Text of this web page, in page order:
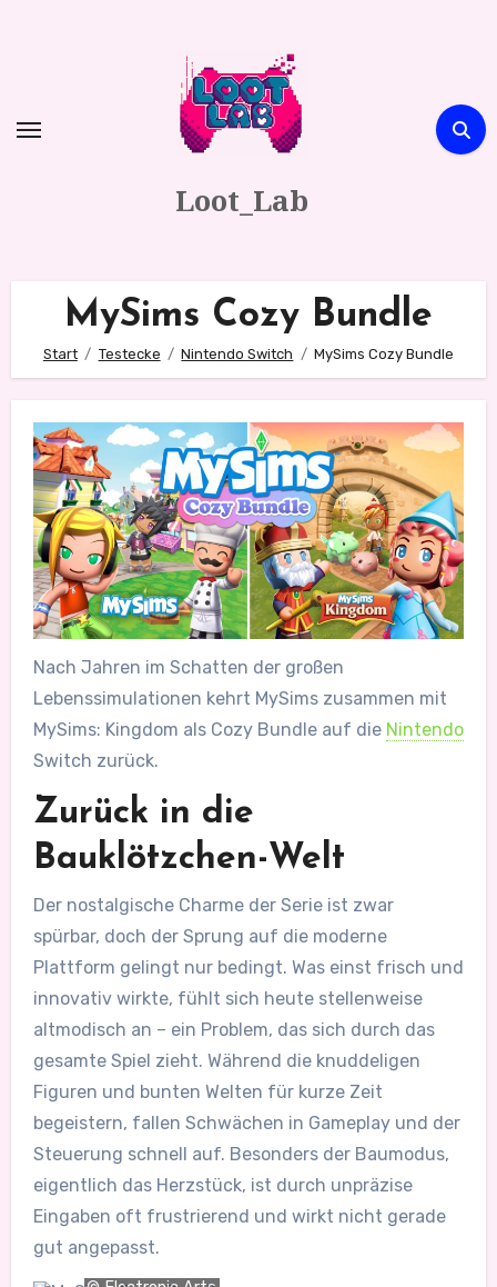
Loot_Lab
MySims Cozy Bundle
Start Testecke Nintendo Switch MySims Cozy Bundle
Nach Jahren im Schatten der großen
Lebenssimulationen kehrt MySims zusammen mit
MySims: Kingdom als Cozy Bundle auf die Nintendo
Switch zurück.
Zurück in die
Bauklötzchen-Welt
Der nostalgische Charme der Serie ist zwar
spürbar, doch der Sprung auf die moderne
Plattform gelingt nur bedingt. Was einst frisch und
innovativ wirkte, fühlt sich heute stellenweise
altmodisch an – ein Problem, das sich durch das
gesamte Spiel zieht. Während die knuddeligen
Figuren und bunten Welten für kurze Zeit
begeistern, fallen Schwächen in Gameplay und der
Steuerung schnell auf. Besonders der Baumodus,
eigentlich das Herzstück, ist durch unpräzise
Eingaben oft frustrierend und wirkt nicht gerade
gut angepasst.